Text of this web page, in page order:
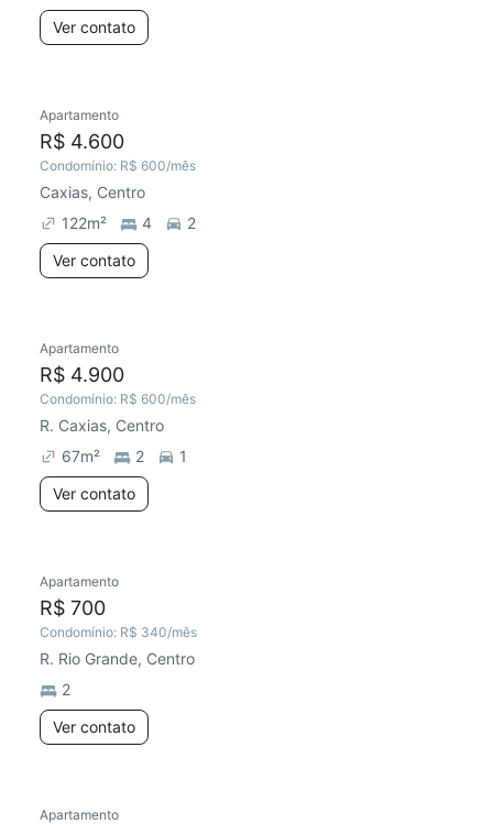
Ver contato
Chegou este mês
Apartamento
R$ 4.600
Condomínio: R$ 600/mês
Caxias, Centro
122m² 4
2
Ver contato
Redecorar
Apartamento
R$ 4.900
Condomínio: R$ 600/mês
R. Caxias, Centro
67m² 2
1
Ver contato
Chegou este mês
Apartamento
R$ 700
Condomínio: R$ 340/mês
R. Rio Grande, Centro
2
Ver contato
Chegou este mês
Apartamento